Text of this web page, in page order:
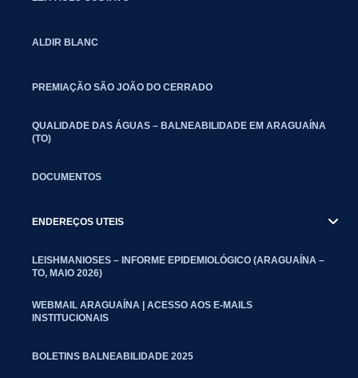
ALDIR BLANC
PREMIAÇÃO SÃO JOÃO DO CERRADO
QUALIDADE DAS ÁGUAS – BALNEABILIDADE EM ARAGUAÍNA
(TO)
DOCUMENTOS
ENDEREÇOS UTEIS
LEISHMANIOSES – INFORME EPIDEMIOLÓGICO (ARAGUAÍNA –
TO, MAIO 2026)
WEBMAIL ARAGUAÍNA | ACESSO AOS E-MAILS
INSTITUCIONAIS
BOLETINS BALNEABILIDADE 2025